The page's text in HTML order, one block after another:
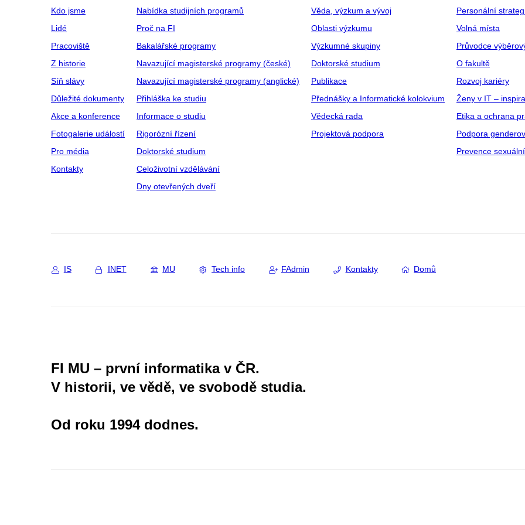
Kdo jsme
Lidé
Pracoviště
Z historie
Síň slávy
Důležité dokumenty
Akce a konference
Fotogalerie událostí
Pro média
Kontakty
Nabídka studijních programů
Proč na FI
Bakalářské programy
Navazující magisterské programy (české)
Navazující magisterské programy (anglické)
Přihláška ke studiu
Informace o studiu
Rigorózní řízení
Doktorské studium
Celoživotní vzdělávání
Dny otevřených dveří
Věda, výzkum a vývoj
Oblasti výzkumu
Výzkumné skupiny
Doktorské studium
Publikace
Přednášky a Informatické kolokvium
Vědecká rada
Projektová podpora
Personální
Volná místa
Průvodce
O fakultě
Rozvoj kariéry
Ženy v IT –
Etika a ochrana
Podpora
Prevence
IS INET MU Tech info FAdmin Kontakty Domů
FI MU – první informatika v ČR.
V historii, ve vědě, ve svobodě studia.
Od roku 1994 dodnes.